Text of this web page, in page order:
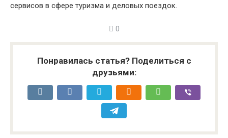
сервисов в сфере туризма и деловых поездок.
0
Понравилась статья? Поделиться с
друзьями: